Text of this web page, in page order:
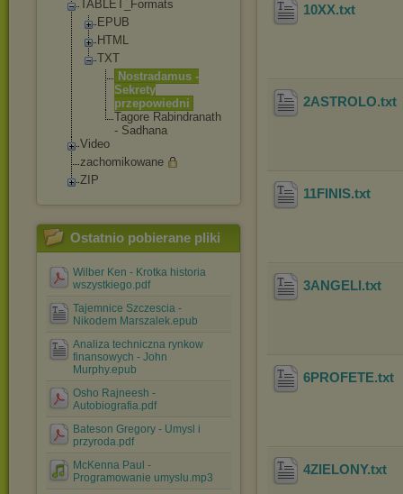
TABLET_Formats
EPUB
HTML
TXT
Nostradamus -
Sekrety
przepowiedni
Tagore Rabindranath
- Sadhana
Video
zachomikowane
ZIP
Ostatnio pobierane pliki
Wilber Ken - Krotka historia
wszystkiego.pdf
Tajemnice Szczescia -
Nikodem Marszalek.epub
Analiza techniczna rynkow
finansowych - John
Murphy.epub
Osho Rajneesh -
Autobiografia.pdf
Bateson Gregory - Umysl i
przyroda.pdf
McKenna Paul -
Programowanie umyslu.mp3
10XX.txt
2ASTROLO.txt
11FINIS.txt
3ANGELI .txt
6PROFETE.txt
4ZIELONY.txt